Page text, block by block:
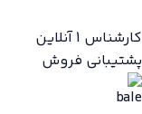
کارشناس 1 آنلاین
پشتیبانی فروش